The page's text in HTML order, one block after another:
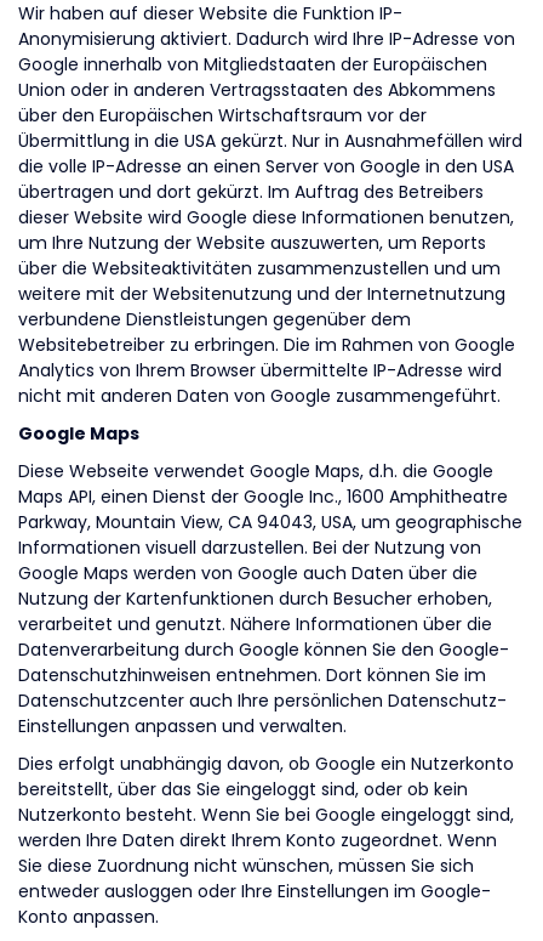
Wir haben auf dieser Website die Funktion IP-
Anonymisierung aktiviert. Dadurch wird Ihre IP-Adresse von
Google innerhalb von Mitgliedstaaten der Europäischen
Union oder in anderen Vertragsstaaten des Abkommens
über den Europäischen Wirtschaftsraum vor der
Übermittlung in die USA gekürzt. Nur in Ausnahmefällen wird
die volle IP-Adresse an einen Server von Google in den USA
übertragen und dort gekürzt. Im Auftrag des Betreibers
dieser Website wird Google diese Informationen benutzen,
um Ihre Nutzung der Website auszuwerten, um Reports
über die Websiteaktivitäten zusammenzustellen und um
weitere mit der Websitenutzung und der Internetnutzung
verbundene Dienstleistungen gegenüber dem
Websitebetreiber zu erbringen. Die im Rahmen von Google
Analytics von Ihrem Browser übermittelte IP-Adresse wird
nicht mit anderen Daten von Google zusammengeführt.
Google Maps
Diese Webseite verwendet Google Maps, d.h. die Google
Maps API, einen Dienst der Google Inc., 1600 Amphitheatre
Parkway, Mountain View, CA 94043, USA, um geographische
Informationen visuell darzustellen. Bei der Nutzung von
Google Maps werden von Google auch Daten über die
Nutzung der Kartenfunktionen durch Besucher erhoben,
verarbeitet und genutzt. Nähere Informationen über die
Datenverarbeitung durch Google können Sie den Google-
Datenschutzhinweisen entnehmen. Dort können Sie im
Datenschutzcenter auch Ihre persönlichen Datenschutz-
Einstellungen anpassen und verwalten.
Dies erfolgt unabhängig davon, ob Google ein Nutzerkonto
bereitstellt, über das Sie eingeloggt sind, oder ob kein
Nutzerkonto besteht. Wenn Sie bei Google eingeloggt sind,
werden Ihre Daten direkt Ihrem Konto zugeordnet. Wenn
Sie diese Zuordnung nicht wünschen, müssen Sie sich
entweder ausloggen oder Ihre Einstellungen im Google-
Konto anpassen.